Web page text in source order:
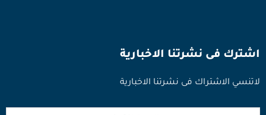
اشترك فى نشرتنا الاخبارية
لاتنسي الاشتراك فى نشرتنا الاخبارية